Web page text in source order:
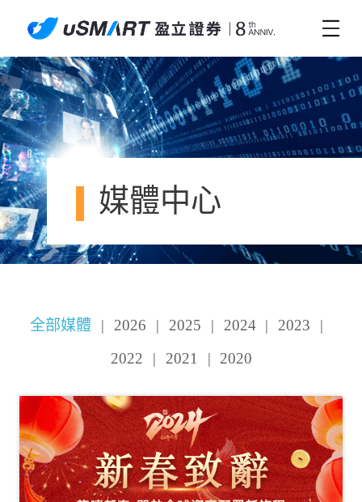
媒體中心
全部媒體 | 2026 | 2025 | 2024 | 2023
|
2022
| 2021 | 2020